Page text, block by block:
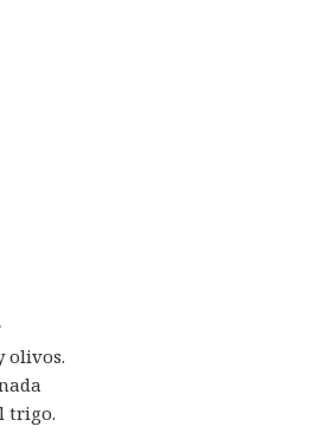
olivos.
trigo.